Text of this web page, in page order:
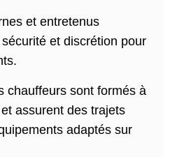
et entretenus
et discrétion pour
chauffeurs sont formés à
assurent des trajets
adaptés sur